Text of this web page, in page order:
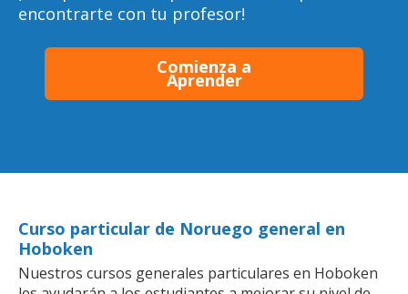
encontrarte con tu profesor!
Comienza a
Aprender
Curso particular de Noruego general en
Hoboken
Nuestros cursos generales particulares en Hoboken